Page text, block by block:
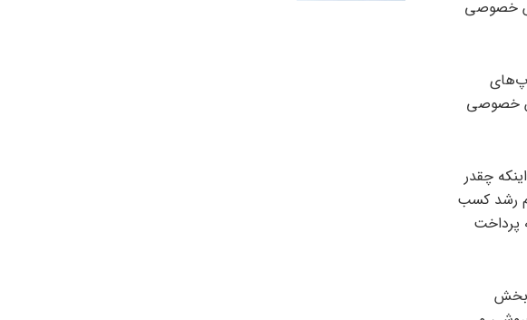
خصوصی
خصوصی
چقدر
رشد کسب
پرداخت
بخش